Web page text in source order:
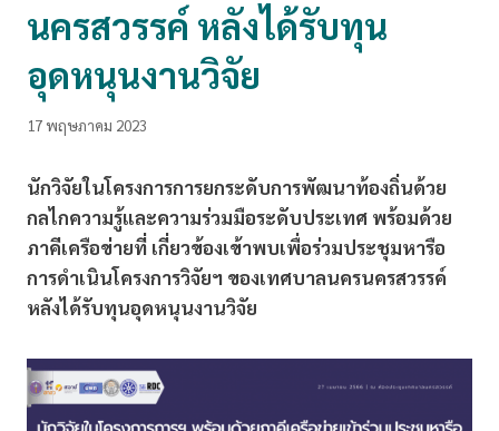
นครสวรรค์ หลังได้รับทุน
อุดหนุนงานวิจัย
17 พฤษภาคม 2023
นักวิจัยในโครงการการยกระดับการพัฒนาท้องถิ่นด้วย
กลไกความรู้และความร่วมมือระดับประเทศ พร้อมด้วย
ภาคีเครือข่ายที่ เกี่ยวข้องเข้าพบเพื่อร่วมประชุมหารือ
การดำเนินโครงการวิจัยฯ ของเทศบาลนครนครสวรรค์
หลังได้รับทุนอุดหนุนงานวิจัย